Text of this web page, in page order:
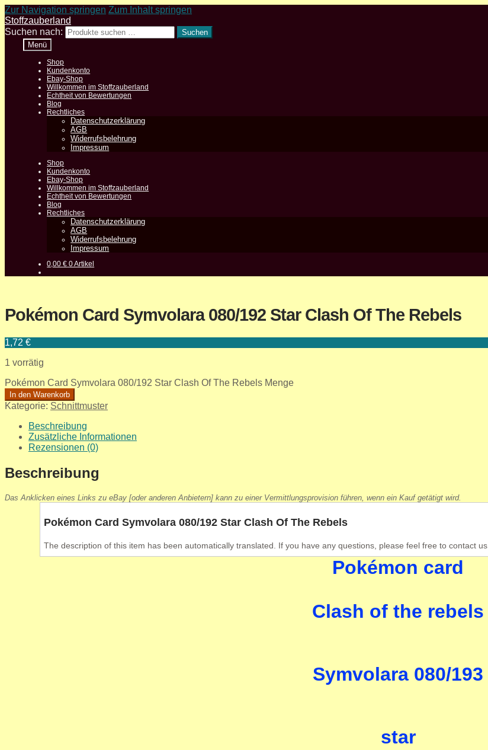
Zur Navigation springen Zum Inhalt springen
Stoffzauberland
Suchen nach:
Suchen
Menü
Shop
Kundenkonto
Ebay-Shop
Willkommen im Stoffzauberland
Echtheit von Bewertungen
Blog
Rechtliches
Datenschutzerklärung
AGB
Widerrufsbelehrung
Impressum
Shop
Kundenkonto
Ebay-Shop
Willkommen im Stoffzauberland
Echtheit von Bewertungen
Blog
Rechtliches
Datenschutzerklärung
AGB
Widerrufsbelehrung
Impressum
0,00€ 0 Artikel
Pokémon Card Symvolara 080/192 Star Clash Of The Rebels
1,72 €
1 vorrätig
Pokémon Card Symvolara 080/192 Star Clash Of The Rebels Menge
In den Warenkorb
Kategorie: Schnittmuster
Beschreibung
Zusätzliche Informationen
Rezensionen (0)
Beschreibung
Das Anklicken eines Links zu eBay [oder anderen Anbietern] kann zu einer Vermittlungsprovision führen, wenn ein Kauf getätigt wird.
Pokémon Card Symvolara 080/192 Star Clash Of The Rebels
The description of this item has been automatically translated. If you have any questions, please feel free to contact us.
Pokémon card
Clash of the rebels
Symvolara 080/193
star